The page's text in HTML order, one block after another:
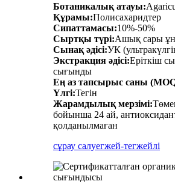
Ботаникалық атауы:
Құрамы:Полисахаридтер
Сипаттамасы:10%-50%
Сыртқы түрі:Ашық сары
Сынақ әдісі:УК
Экстракция әдісі:Еріткіш
сығынды
Ең аз тапсырыс саны
Үлгі:Тегін
Жарамдылық мерзімі:
бойынша 24 ай,
қолданылмаған
сұрау салуегжей-тегжейлі